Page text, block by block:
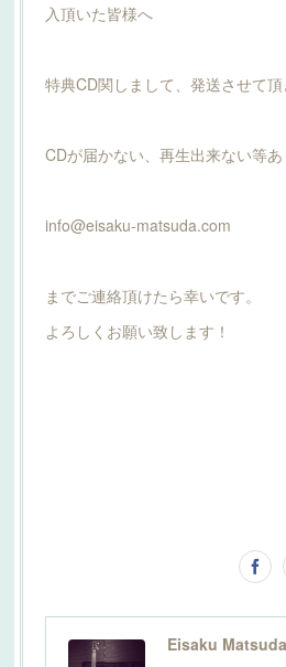
入頂いた皆様へ
特典CD関しまして、発送させて頂
CDが届かない、再生出来ない等あ
info@eisaku-matsuda.com
までご連絡頂けたら幸いです。
よろしくお願い致します！
Eisaku